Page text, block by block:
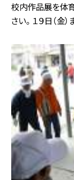
校内作品展を体育
さい。 １９日（金）